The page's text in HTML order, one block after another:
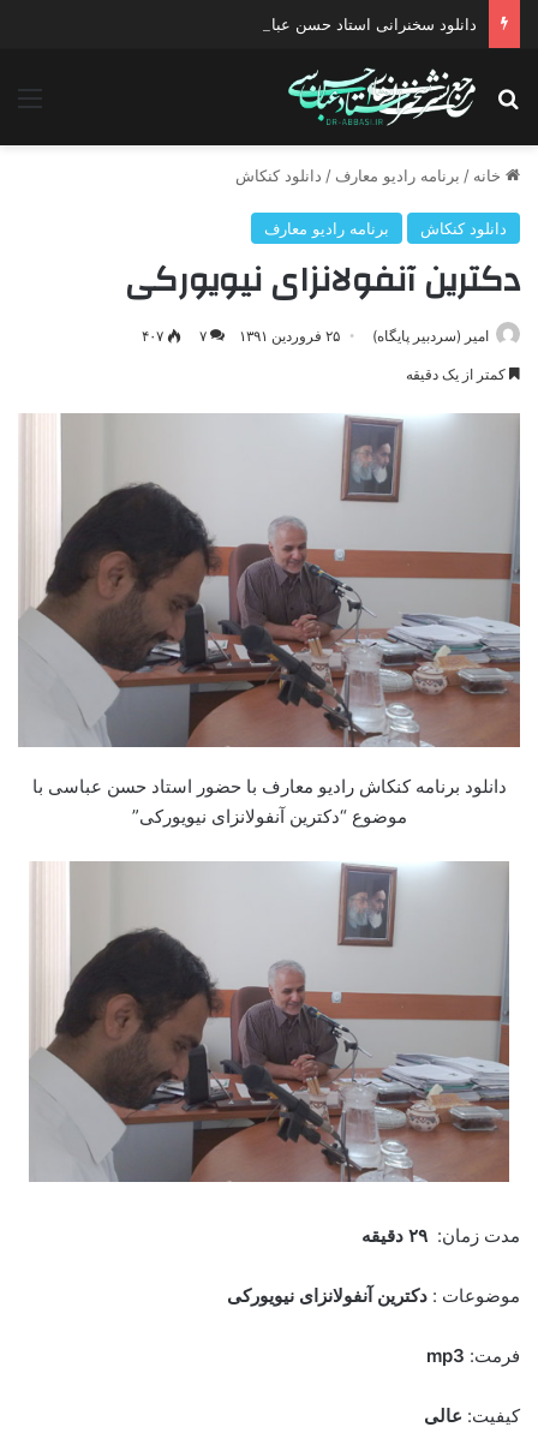
دانلود سخنرانی استاد حسن عباسی با موضوع چهار انتخاب ۱۴۰۰
جستجو برای
خانه / برنامه رادیو معارف / دانلود کنکاش
دانلود کنکاش برنامه رادیو معارف
دکترین آنفولانزای نیویورکی
امیر (سردبیر پایگاه) ۲۵ فروردین ۱۳۹۱ ۷ ۴۰۷
کمتر از یک دقیقه
دانلود برنامه کنکاش رادیو معارف با حضور استاد حسن عباسی با
موضوع “دکترین آنفولانزای نیویورکی”
مدت زمان:
موضوعات : دکترین آنفولانزای نیویورکی
فرمت: mp3
کیفیت: عالی